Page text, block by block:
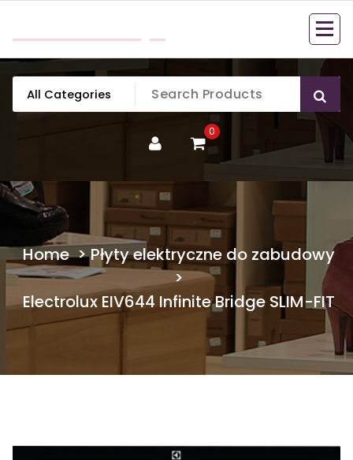
content
0
Home>Płyty elektryczne do zabudowy
>
Electrolux EIV644 Infinite Bridge SLIM-FIT